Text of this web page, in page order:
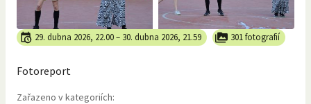
29. dubna 2026, 22.00– 30. dubna 2026, 21.59 301 fotografií
Fotoreport
Zařazeno v kategoriích: